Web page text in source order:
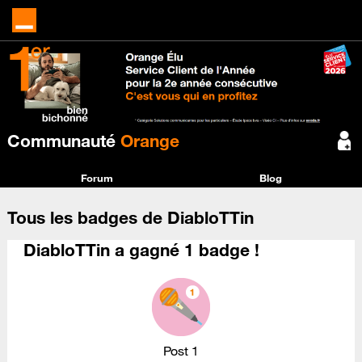
Communauté Orange
Forum Blog
Tous les badges de DiabloTTin
DiabloTTin a gagné 1 badge !
Post 1